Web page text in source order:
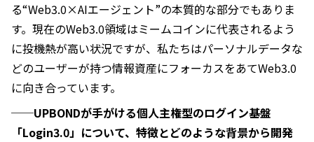
る“Web3.0×AIエージェント”の本質的な部分でもありま
す。現在のWeb3.0領域はミームコインに代表されるよう
に投機熱が高い状況ですが、私たちはパーソナルデータな
どのユーザーが持つ情報資産にフォーカスをあてWeb3.0
に向き合っています。
──UPBONDが手がける個人主権型のログイン基盤
「Login3.0」について、特徴とどのような背景から開発